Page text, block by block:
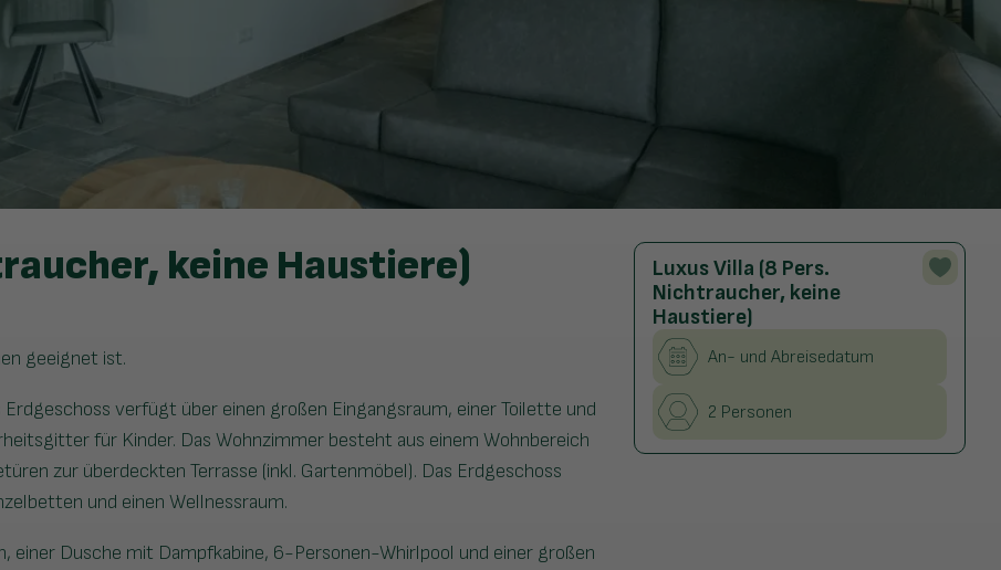
Luxus Villa (8 Pers.
Nichtraucher, keine
Haustiere)
An- und Abreisedatum
2 Personen
keine Haustiere)
geeignet ist.
verfügt über einen großen Eingangsraum, einer Toilette und
für Kinder. Das Wohnzimmer besteht aus einem Wohnbereich
zur überdeckten Terrasse (inkl. Gartenmöbel). Das Erdgeschoss
und einen Wellnessraum.
einer Dusche mit Dampfkabine, 6-Personen-Whirlpool und einer großen